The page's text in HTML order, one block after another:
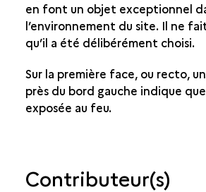
en font un objet exceptionnel
l’environnement du site. Il ne
qu’il a été délibérément choisi.
Sur la première face, ou recto,
près du bord gauche indique
exposée au feu.
Contributeur(s)